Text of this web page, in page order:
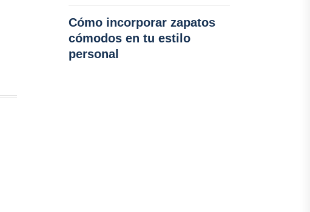
Cómo incorporar zapatos
cómodos en tu estilo
personal